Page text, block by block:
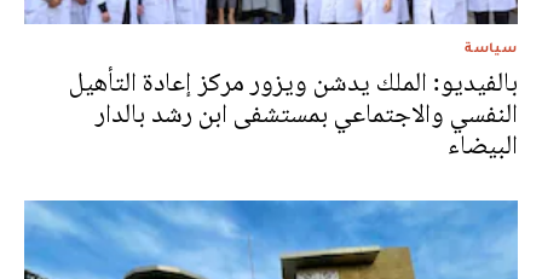
سياسة
بالفيديو: الملك يدشن ويزور مركز إعادة التأهيل
النفسي والاجتماعي بمستشفى ابن رشد بالدار
البيضاء